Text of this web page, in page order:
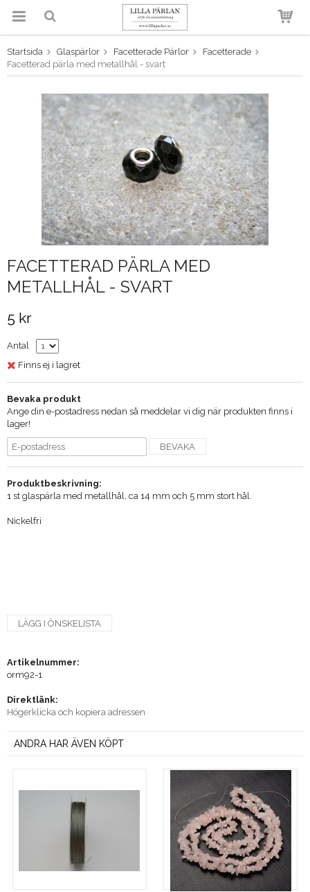
Produkten har blivit tillagd i
varukorgen
Startsida Glaspärlor Facetterade Pärlor
Facetterade
Facetterad pärla med metallhål - svart
FACETTERAD PÄRLA MED
METALLHÅL - SVART
5 kr
Antal
Finns ej i lagret
Bevaka produkt
Ange din e-postadress nedan så meddelar vi dig när produkten finns i
lager!
BEVAKA
Produktbeskrivning:
1 st glaspärla med metallhål, ca 14 mm och 5 mm stort hål.
Nickelfri
LÄGG I ÖNSKELISTA
Artikelnummer:
orm92-1
Direktlänk:
Högerklicka och kopiera adressen
ANDRA HAR ÄVEN KÖPT